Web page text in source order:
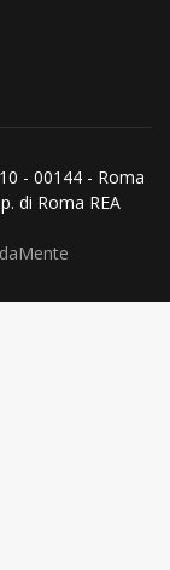
- 00144 - Roma
di Roma REA